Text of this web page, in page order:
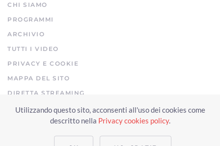
CHI SIAMO
PROGRAMMI
ARCHIVIO
TUTTI I VIDEO
PRIVACY E COOKIE
MAPPA DEL SITO
DIRETTA STREAMING
Copyright © 2023 Arezzo TV. Tutti i diritti riservati.
drone
Utilizzando questo sito, acconsenti all'uso dei cookies come
descritto nella Privacy cookies policy.